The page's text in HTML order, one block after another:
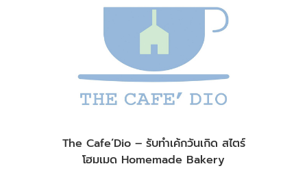
The Cafe’Dio – รับทำเค้กวันเกิด สไตร์
โฮมเมด Homemade Bakery